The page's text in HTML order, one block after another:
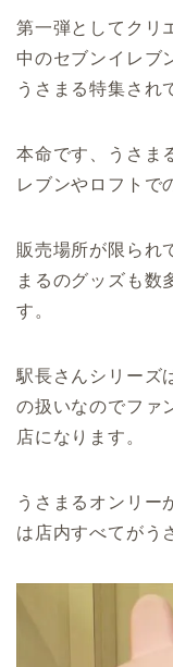
第一弾としてクリ
中のセブンイレブ
うさまる特集され
本命です、うさま
レブンやロフトで
販売場所が限られ
まるのグッズも数
す。
駅長さんシリーズ
の扱いなのでファ
店になります。
うさまるオンリー
は店内すべてがう